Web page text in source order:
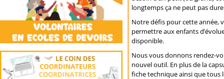
longtemps ça ne peut pas
Notre défis pour cette année,
permettre aux enfants
disponible.
Nous vous donnons rendez-
nouvel outil. En plus de la
fiche technique ainsi que tous